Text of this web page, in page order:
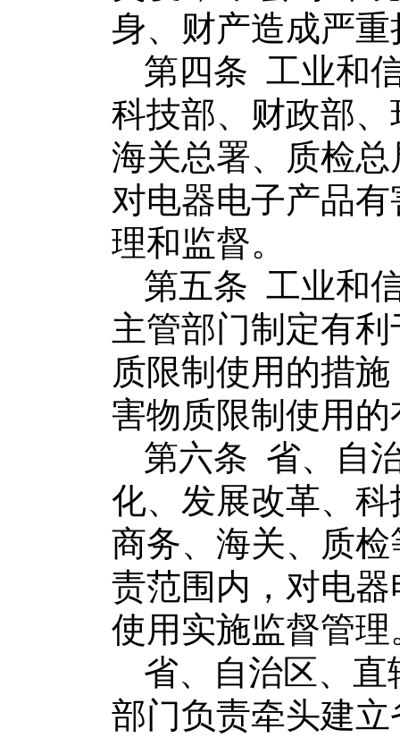
身、财产造成严
第四条 工业和
科技部、财政部
海关总署、质检
对电器电子产品有
理和监督。
第五条 工业和
主管部门制定有利
质限制使用的措
害物质限制使用
第六条 省、自
化、发展改革、
商务、海关、质
责范围内 ， 对电
使用实施监督管理
省、自治区、
部门负责牵头建立